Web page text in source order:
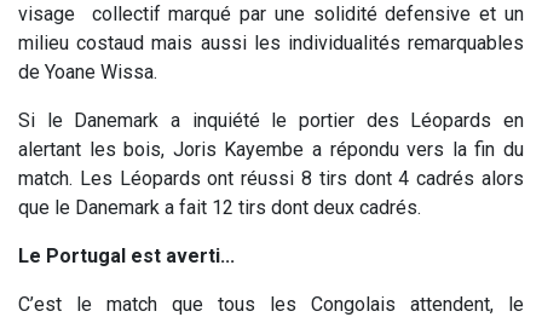
visage collectif marqué par une solidité defensive et un
milieu costaud mais aussi les individualités remarquables
de Yoane Wissa.
Si le Danemark a inquiété le portier des Léopards en
alertant les bois, Joris Kayembe a répondu vers la fin du
match. Les Léopards ont réussi 8 tirs dont 4 cadrés alors
que le Danemark a fait 12 tirs dont deux cadrés.
Le Portugal est averti...
C’est le match que tous les Congolais attendent, le